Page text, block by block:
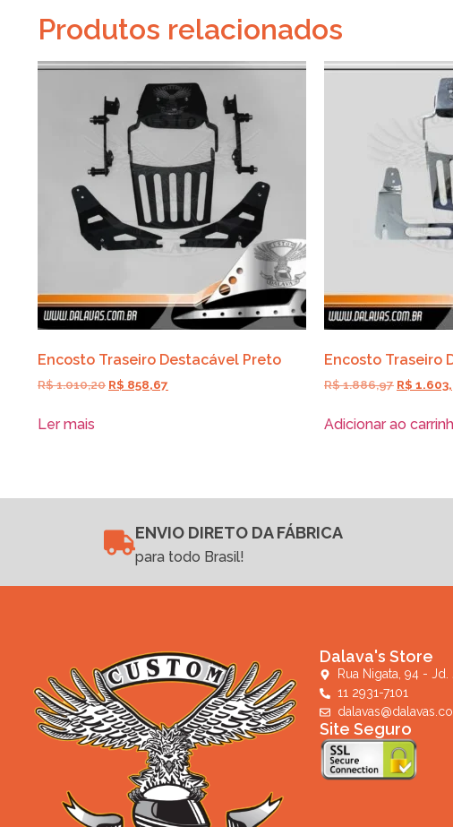
Produtos relacionados
Encosto Traseiro Destacável Preto
R$1.010,20 R$ 858,67
Ler mais
Encosto Traseiro
R$1.886,97 R$
Adicionar ao
ENVIO DIRETO DA FÁBRICA
para todo Brasil!
Dalava's Store
Rua Nigata, 94 -
11 2931-7101
Site Seguro